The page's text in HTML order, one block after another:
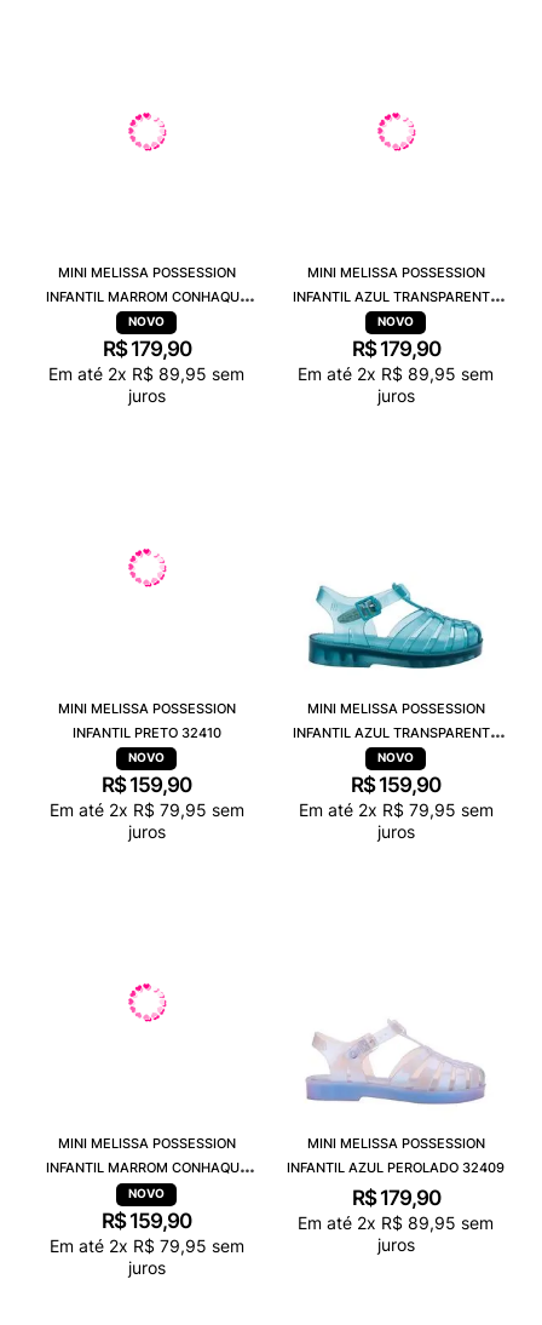
MINI MELISSA POSSESSION
INFANTIL MARROM CONHAQUE
32409
R$ 179,90
Em até 2x R$ 89,95 sem
juros
MINI MELISSA POSSESSION
INFANTIL AZUL TRANSPARENTE
32409
R$ 179,90
Em até 2x R$ 89,95 sem
juros
MINI MELISSA POSSESSION
INFANTIL PRETO 32410
R$ 159,90
Em até 2x R$ 79,95 sem
juros
MINI MELISSA POSSESSION
INFANTIL AZUL TRANSPARENTE
32410
R$ 159,90
Em até 2x R$ 79,95 sem
juros
MINI MELISSA POSSESSION
INFANTIL MARROM CONHAQUE
32410
R$ 159,90
Em até 2x R$ 79,95 sem
juros
MINI MELISSA POSSESSION
INFANTIL AZUL PEROLADO 32409
R$ 179,90
Em até 2x R$ 89,95 sem
juros